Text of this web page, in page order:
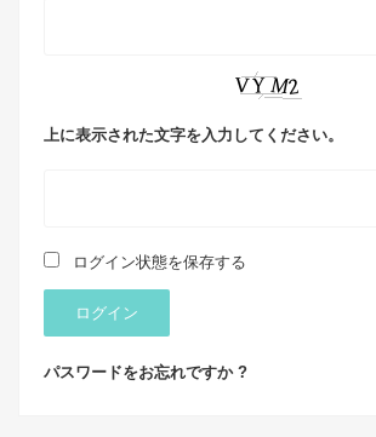
上に表示された文字を入力してください。
ログイン状態を保存する
ログイン
パスワードをお忘れですか ?